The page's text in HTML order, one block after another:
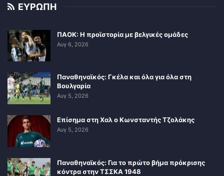
ΕΥΡΩΠΗ
ΠΑΟΚ: Η προϊστορία με βελγικές ομάδες
Αυγ 6, 2026
Παναθηναϊκός: Γκέλα και όλα για όλα στη
Βουλγαρία
Αυγ 5, 2026
Επίσημα στη Χαλ ο Κωνσταντής Τζολάκης
Αυγ 5, 2026
Παναθηναϊκός: Για το πρώτο βήμα πρόκρισης
κόντρα στην ΤΣΣΚΑ 1948